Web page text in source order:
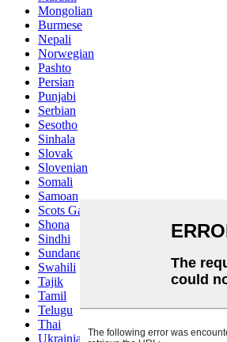
Mongolian
Burmese
Nepali
Norwegian
Pashto
Persian
Punjabi
Serbian
Sesotho
Sinhala
Slovak
Slovenian
Somali
Samoan
Scots Gaelic
Shona
Sindhi
Sundanese
Swahili
Tajik
Tamil
Telugu
Thai
Ukrainian